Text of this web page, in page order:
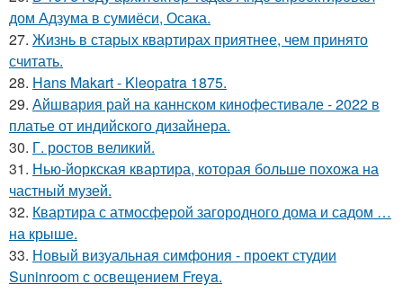
дом Адзума в сумиёси, Осака.
27. Жизнь в старых квартирах приятнее, чем принято
считать.
28. Hans Makart - Kleopatra 1875.
29. Айшвария рай на каннском кинофестивале - 2022 в
платье от индийского дизайнера.
30. Г. ростов великий.
31. Нью-йоркская квартира, которая больше похожа на
частный музей.
32. Квартира с атмосферой загородного дома и садом …
на крыше.
33. Новый визуальная симфония - проект студии
Suninroom с освещением Freya.